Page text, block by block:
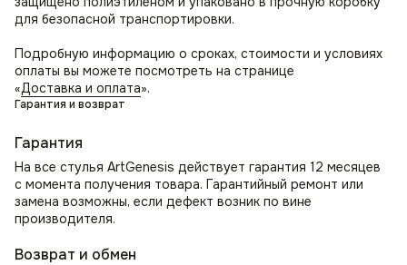
красоты и современности в оформление интерьера
на кухню и дополнением к обеденному столу, в том числе
для кафе и ресторанов. Организуйте удобное место для
отдыха с помощью стула в гостиную.
просмотра новостей или использоваться как стул для
туалетного столика. Прекрасно впишется в зал или
прихожую как элемент декора и место ожидания.
В комнате школьника или студента создаст уютную
атмосферу для учебы и занятий, работы над проектами.
В офисе отлично смотрится как кресло для переговорных,
для безопасной транспортировки.
Подробную информацию о сроках, стоимости и условиях
оплаты вы можете посмотреть на странице
«Доставка и оплата».
Гарантия и возврат
Гарантия
На все стулья ArtGenesis действует гарантия 12 месяцев
с момента получения товара. Гарантийный ремонт или
замена возможны, если дефект возник по вине
производителя.
Возврат и обмен